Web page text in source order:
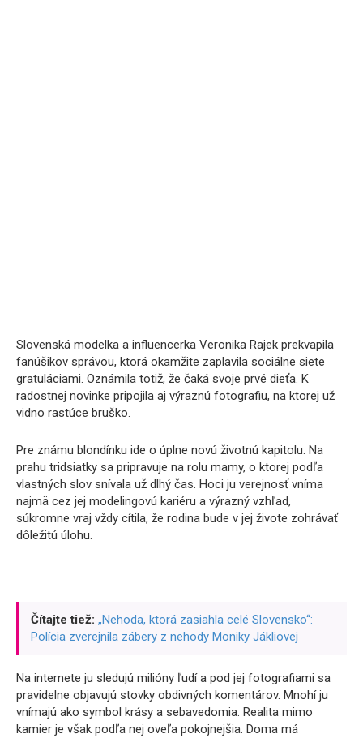
Slovenská modelka a influencerka Veronika Rajek prekvapila
fanúšikov správou, ktorá okamžite zaplavila sociálne siete
gratuláciami. Oznámila totiž, že čaká svoje prvé dieťa. K
radostnej novinke pripojila aj výraznú fotografiu, na ktorej už
vidno rastúce bruško.
Pre známu blondínku ide o úplne novú životnú kapitolu. Na
prahu tridsiatky sa pripravuje na rolu mamy, o ktorej podľa
vlastných slov snívala už dlhý čas. Hoci ju verejnosť vníma
najmä cez jej modelingovú kariéru a výrazný vzhľad,
súkromne vraj vždy cítila, že rodina bude v jej živote zohrávať
dôležitú úlohu.
Čítajte tiež: „Nehoda, ktorá zasiahla celé Slovensko“:
Polícia zverejnila zábery z nehody Moniky Jákliovej
Na internete ju sledujú milióny ľudí a pod jej fotografiami sa
pravidelne objavujú stovky obdivných komentárov. Mnohí ju
vnímajú ako symbol krásy a sebavedomia. Realita mimo
kamier je však podľa nej oveľa pokojnejšia. Doma má